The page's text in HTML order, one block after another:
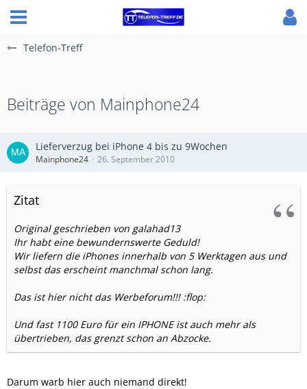
Telefon-Treff
Beiträge von Mainphone24
Lieferverzug bei iPhone 4 bis zu 9Wochen
Mainphone24 26. September 2010
Zitat
Original geschrieben von galahad13
Ihr habt eine bewundernswerte Geduld!
Wir liefern die iPhones innerhalb von 5 Werktagen aus und
selbst das erscheint manchmal schon lang.
Das ist hier nicht das Werbeforum!!! :flop:
Und fast 1100 Euro für ein IPHONE ist auch mehr als
übertrieben, das grenzt schon an Abzocke.
Darum warb hier auch niemand direkt!